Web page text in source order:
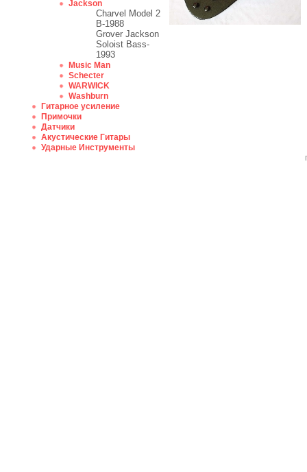
Jackson
Charvel Model 2
B-1988
Grover Jackson
Soloist Bass-
1993
Music Man
Schecter
WARWICK
Washburn
Гитарное усиление
Примочки
Датчики
Акустические Гитары
Ударные Инструменты